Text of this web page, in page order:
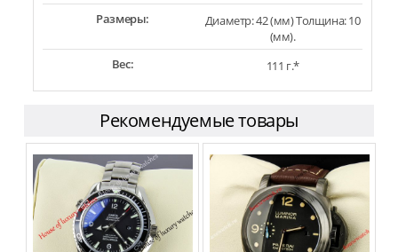
Размеры:
Диаметр: 42 (мм) Толщина: 10
(мм).
Вес:
111 г.*
Рекомендуемые товары